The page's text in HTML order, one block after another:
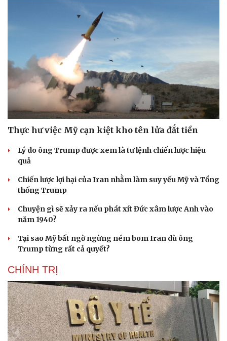
Thực hư việc Mỹ cạn kiệt kho tên lửa đắt tiền
Lý do ông Trump được xem là tư lệnh chiến lược hiệu
quả
Chiến lược lợi hại của Iran nhằm làm suy yếu Mỹ và Tổng
thống Trump
Chuyện gì sẽ xảy ra nếu phát xít Đức xâm lược Anh vào
năm 1940?
Tại sao Mỹ bất ngờ ngừng ném bom Iran dù ông
Trump từng rất cả quyết?
CHÍNH TRỊ